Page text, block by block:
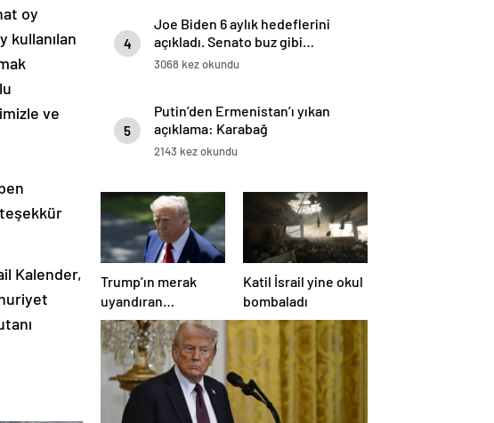
oy
kullanılan
ve
Kalender,
4
Joe Biden 6 aylık hedeflerini
açıkladı. Senato buz gibi…
3068 kez okundu
5
Putin’den Ermenistan’ı yıkan
açıklama: Karabağ
Azerbaycan’ın ayrılmaz bir
2143 kez okundu
Trump’ın merak
uyandıran
paylaşımının sağlık
sistemiyle ilgili
kararname olduğu
anlaşıldı
Katil İsrail yine okul
bombaladı